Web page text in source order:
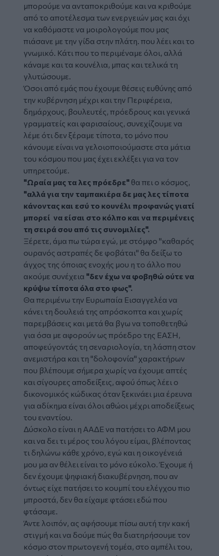
μπορούμε να ανταποκριθούμε και να κριθούμε
από το αποτέλεσμα των ενεργειών μας και όχι
να καθόμαστε να μοιρολογούμε που μας
πιάσανε με την γίδα στην πλάτη. που λέει και το
γνωμικό. Κάτι που το περιμέναμε όλοι, αλλά
κάναμε και τα κουνέλια, μπας και τελικά τη
γλυτώσουμε.
Όσοι από εμάς που έχουμε θέσεις ευθύνης από
την κυβέρνηση μέχρι και την Περιφέρεια,
δημάρχους, βουλευτές, πρόεδρους και γενικά
γραμματείς και φαρισαίους, συνεχίζουμε να
λέμε ότι δεν ξέραμε τίποτα, το μόνο που
κάνουμε είναι να γελοιοποιούμαστε στα μάτια
του κόσμου που μας έχει εκλέξει για να τον
υπηρετούμε.
"Ωραία μας τα λες πρόεδρε" θα πει ο κόσμος,
"αλλά για την ταμπακιέρα δε μας λες τίποτα
κάνοντας και εσύ το κουνέλι προφανώς γιατί
μπορεί να είσαι στο κόλπο και να περιμένεις
τη σειρά σου από τις συνομιλίες".
Ξέρετε, άμα πω τώρα εγώ, με στόμφο "καθαρός
ουρανός αστραπές δε φοβάται" θα δείξω το
άγχος της όποιας ενοχής μου η το άλλο που
ακούμε συνέχεια "δεν έχω να φοβηθώ ούτε να
κρύψω τίποτα όλα στο φως".
Θα περιμένω την Ευρωπαία Εισαγγελέα να
κάνει τη δουλειά της απρόσκοπτα και χωρίς
παρεμβάσεις και μετά θα βγω να τοποθετηθώ
για όσα με αφορούν ως πρόεδρο της ΕΑΣΗ,
αποφεύγοντάς τη σεναριολογία, τη λάσπη στον
ανεμιστήρα και τη "δολοφονία" χαρακτήρων
που βλέπουμε σήμερα χωρίς να έχουμε απτές
και σίγουρες αποδείξεις, αφού όπως λέει ο
δικονομικός κώδικας όταν ξεκινάει μια έρευνα
για αδίκημα είναι όλοι αθώοι μέχρι αποδείξεως
του εναντίου.
Δύσκολο είναι η ΑΑΔΕ να πατήσει το ΑΦΜ μου
και να δει τι μέρος του λόγου είμαι, βλέποντας
τι δηλώνω κάθε χρόνο, εγώ και η οικογένειά
μου μα αν θέλει είναι το μόνο εύκολο. Έχουμε ή
δεν έχουμε ψηφιακή διακυβέρνηση, που αν
όντως είχε πατήσει το κουμπί του ελέγχου πιο
μπροστά, δεν θα είχαμε φτάσει εδώ που
φτάσαμε.
Άντε λοιπόν, ας αφήσουμε πίσω αυτή την κακή
στιγμή και να δούμε πώς θα διατηρήσουμε τον
κόσμο στον πρωτογενή τομέα, στο αμπέλι του,